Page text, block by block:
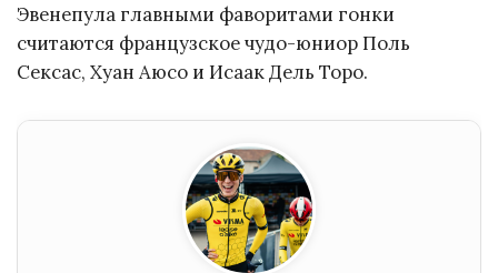
Эвенепула главными фаворитами гонки
считаются французское чудо-юниор Поль
Сексас, Хуан Аюсо и Исаак Дель Торо.